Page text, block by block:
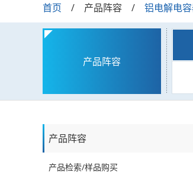
首页 产品阵容 铝电解电
产品阵容
产品阵容
产品检索/样品购买